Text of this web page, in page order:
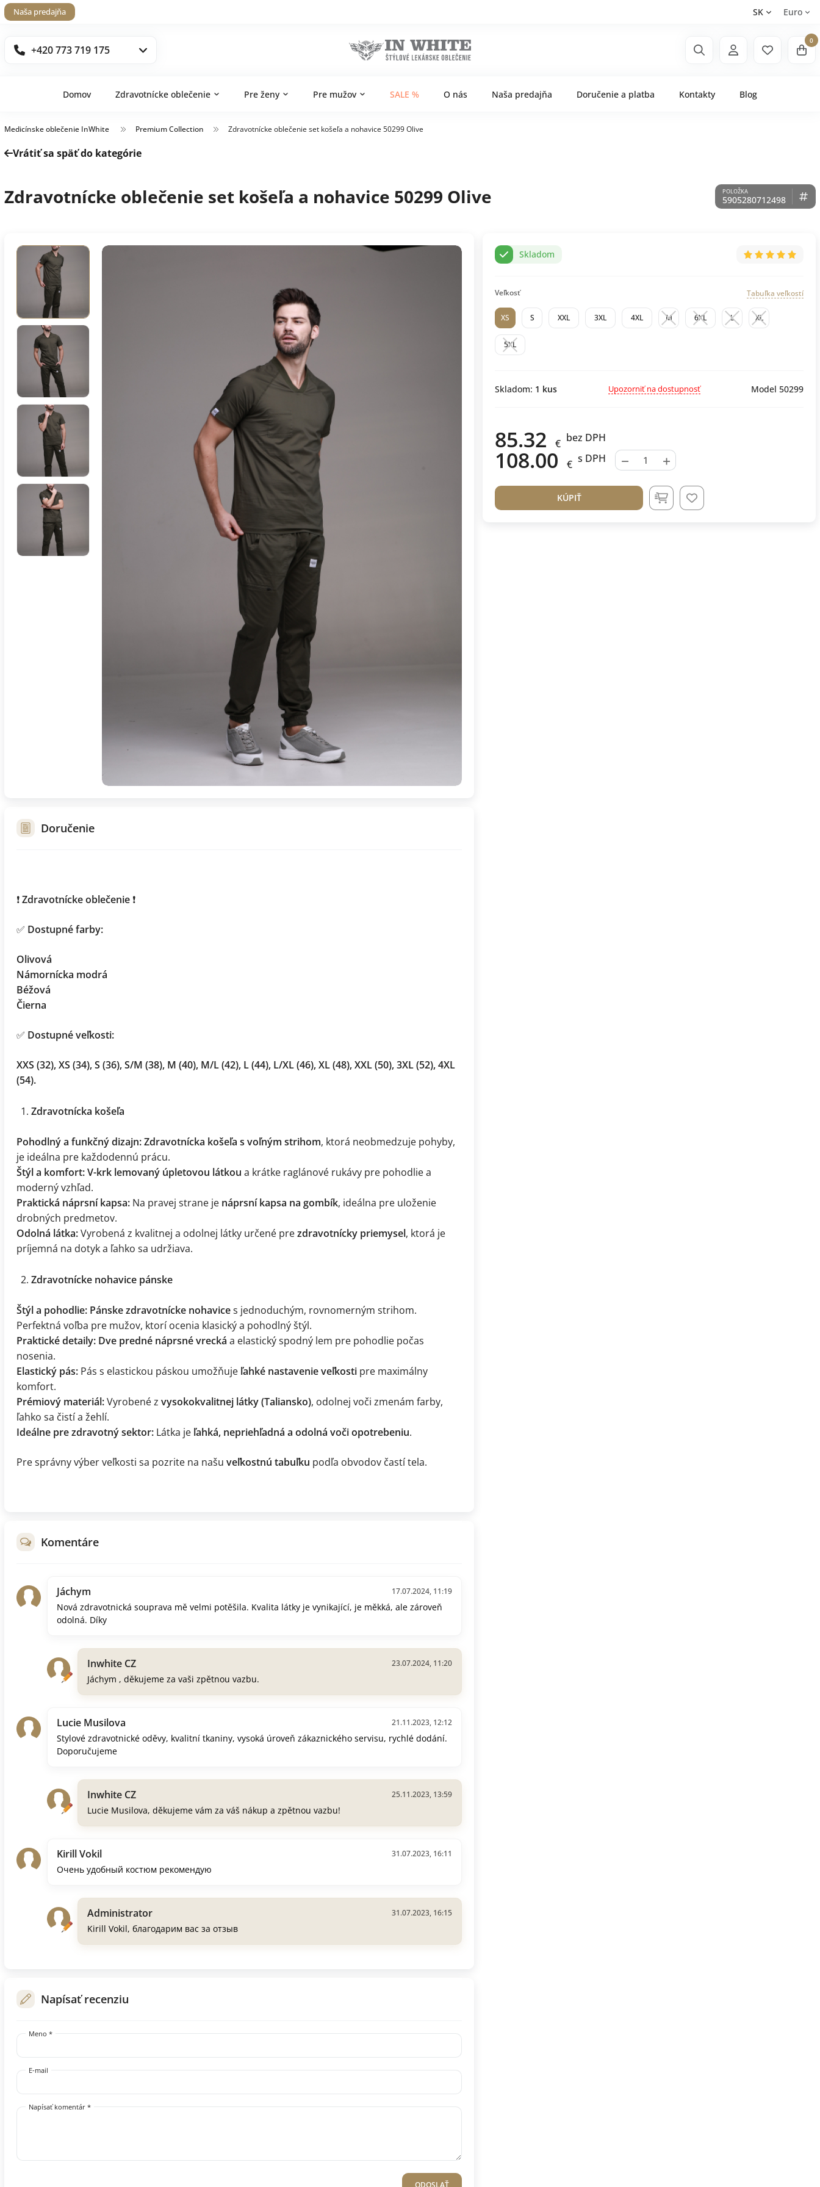
Naša predajňa SK Euro
+420 773 719 175
0
Domov Zdravotnícke oblečenie Pre ženy Pre mužov SALE % O nás Naša predajňa Doručenie a platba Kontakty Blog
Medicínske oblečenie InWhite Premium Collection Zdravotnícke oblečenie set košeľa a nohavice 50299 Olive
Vrátiť sa späť do kategórie
Zdravotnícke oblečenie set košeľa a nohavice 50299 Olive 5905280712498
Skladom
Veľkosť Tabuľka veľkostí
XS S XXL 3XL 4XL M 6XL L XL
5XL
Skladom: 1 kus Upozorniť na dostupnosť Model 50299
85.32 € bez DPH
108.00 € s DPH − +
KÚPIŤ
Doručenie
❗Zdravotnícke oblečenie ❗
✅ Dostupné farby:
Olivová
Námornícka modrá
Béžová
Čierna
✅ Dostupné veľkosti:
XXS (32), XS (34), S (36), S/M (38), M (40), M/L (42), L (44), L/XL (46), XL (48), XXL (50), 3XL (52), 4XL
(54).
Zdravotnícka košeľa
Pohodlný a funkčný dizajn:Zdravotnícka košeľa s voľným strihom, ktorá neobmedzuje pohyby,
je ideálna pre každodennú prácu.
Štýl a komfort:V-krk lemovaný úpletovou látkou a krátke raglánové rukávy pre pohodlie a
moderný vzhľad.
Praktická náprsní kapsa: Na pravej strane je náprsní kapsa na gombík, ideálna pre uloženie
drobných predmetov.
Odolná látka:Vyrobená z kvalitnej a odolnej látky určené prezdravotnícky priemysel, ktorá je
príjemná na dotyk a ľahko sa udržiava.
Zdravotnícke nohavice pánske
Štýl a pohodlie: Pánske zdravotnícke nohavices jednoduchým, rovnomerným strihom.
Perfektná voľba pre mužov, ktorí ocenia klasický a pohodlný štýl.
Praktické detaily: Dve predné náprsné vrecká a elastický spodný lem pre pohodlie počas
nosenia.
Elastický pás: Pás s elastickou páskou umožňuje ľahké nastavenie veľkosti pre maximálny
komfort.
Prémiový materiál:Vyrobené z vysokokvalitnej látky (Taliansko), odolnej voči zmenám farby,
ľahko sa čistí a žehlí.
Ideálne pre zdravotný sektor: Látka je ľahká, nepriehľadná a odolná voči opotrebeniu.
Pre správny výber veľkosti sa pozrite na našu veľkostnú tabuľku podľa obvodov častí tela.
Komentáre
Jáchym 17.07.2024, 11:19
Nová zdravotnická souprava mě velmi potěšila. Kvalita látky je vynikající, je měkká, ale zároveň
odolná. Díky
Inwhite CZ 23.07.2024, 11:20
Jáchym , děkujeme za vaši zpětnou vazbu.
Lucie Musilova 21.11.2023, 12:12
Stylové zdravotnické oděvy, kvalitní tkaniny, vysoká úroveň zákaznického servisu, rychlé dodání.
Doporučujeme
Inwhite CZ 25.11.2023, 13:59
Lucie Musilova, děkujeme vám za váš nákup a zpětnou vazbu!
Kirill Vokil 31.07.2023, 16:11
Очень удобный костюм рекомендую
Administrator 31.07.2023, 16:15
Kirill Vokil, благодарим вас за отзыв
Napísať recenziu
Meno *
E-mail
Napísať komentár *
ODOSLAŤ